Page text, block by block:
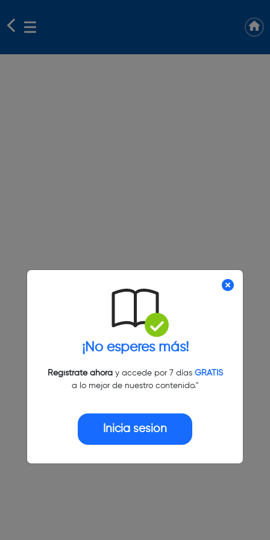
¡No esperes más!
Regístrate ahoray accede por 7 días GRATIS
a lo mejor de nuestro contenido."
Inicia sesión